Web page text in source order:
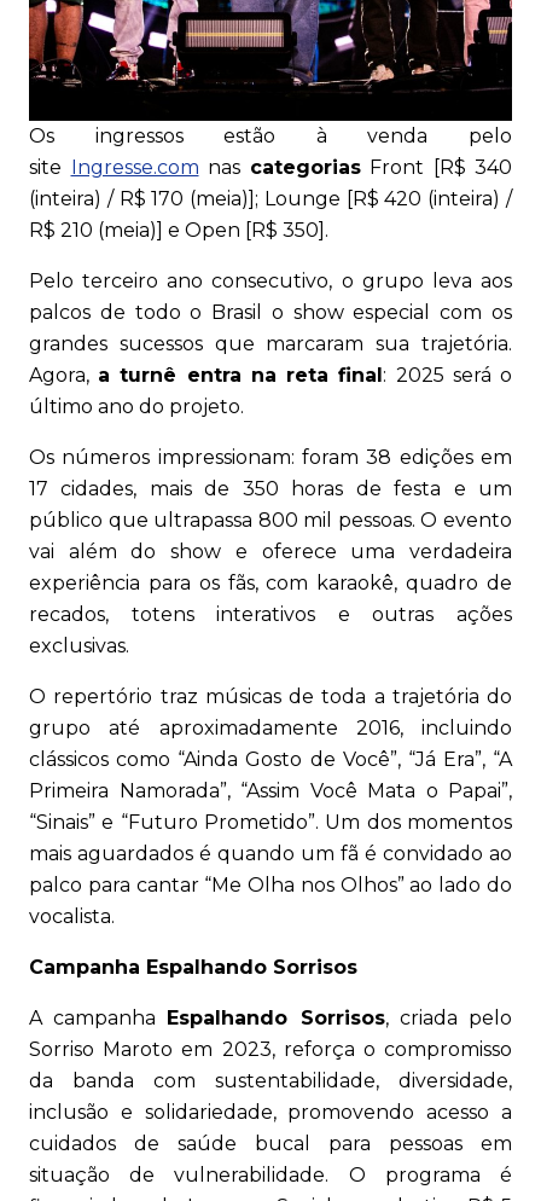
Os ingressos estão à venda pelo
site Ingresse.com nas categoriasFront [R$ 340
(inteira) / R$ 170 (meia)]; Lounge [R$ 420 (inteira) /
R$ 210 (meia)] e Open [R$ 350].
Pelo terceiro ano consecutivo, o grupo leva aos
palcos de todo o Brasil o show especial com os
grandes sucessos que marcaram sua trajetória.
Agora, a turnê entra na reta final: 2025 será o
último ano do projeto.
Os números impressionam: foram 38 edições em
17 cidades, mais de 350 horas de festa e um
público que ultrapassa 800 mil pessoas. O evento
vai além do show e oferece uma verdadeira
experiência para os fãs, com karaokê, quadro de
recados, totens interativos e outras ações
exclusivas.
O repertório traz músicas de toda a trajetória do
grupo até aproximadamente 2016, incluindo
clássicos como “Ainda Gosto de Você”, “Já Era”, “A
Primeira Namorada”, “Assim Você Mata o Papai”,
“Sinais” e “Futuro Prometido”. Um dos momentos
mais aguardados é quando um fã é convidado ao
palco para cantar “Me Olha nos Olhos” ao lado do
vocalista.
Campanha Espalhando Sorrisos
A campanha Espalhando Sorrisos, criada pelo
Sorriso Maroto em 2023, reforça o compromisso
da banda com sustentabilidade, diversidade,
inclusão e solidariedade, promovendo acesso a
cuidados de saúde bucal para pessoas em
situação de vulnerabilidade. O programa é